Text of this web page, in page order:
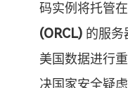
码实例将托管在
(ORCL) 的服务
美国数据进行
决国家安全疑虑